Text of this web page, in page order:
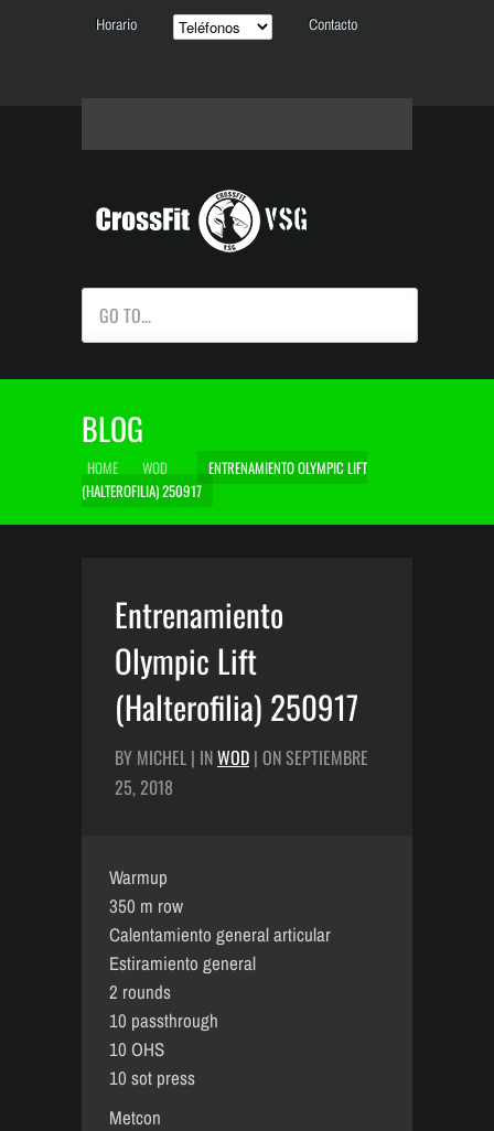
Horario Contacto
GO TO...
BLOG
HOME WOD
ENTRENAMIENTO OLYMPIC LIFT
(HALTEROFILIA) 250917
Entrenamiento
Olympic Lift
(Halterofilia) 250917
BY MICHEL | INWOD | ON SEPTIEMBRE
25, 2018
Warmup
350 m row
Calentamiento general articular
Estiramiento general
2 rounds
10 passthrough
10 OHS
10 sot press
Metcon